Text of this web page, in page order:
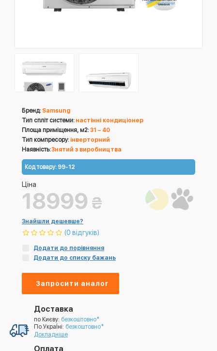
Бренд: Samsung
Тип спліт системи: настінні кондиціонер
Площа приміщення, м2:31 – 40
Тип компресору: інверторний
Наявність:Знятий з виробництва
Код товару: 99-12
Ціна
18999 ₴
Знайшли дешевше?
(0 відгуків)
Додати до порівняння
Додати до списку бажань
Запросити аналог
Доставка
по Києву: безкоштовно*
По УкраЇні: безкоштовно*
Докладніше
Оплата